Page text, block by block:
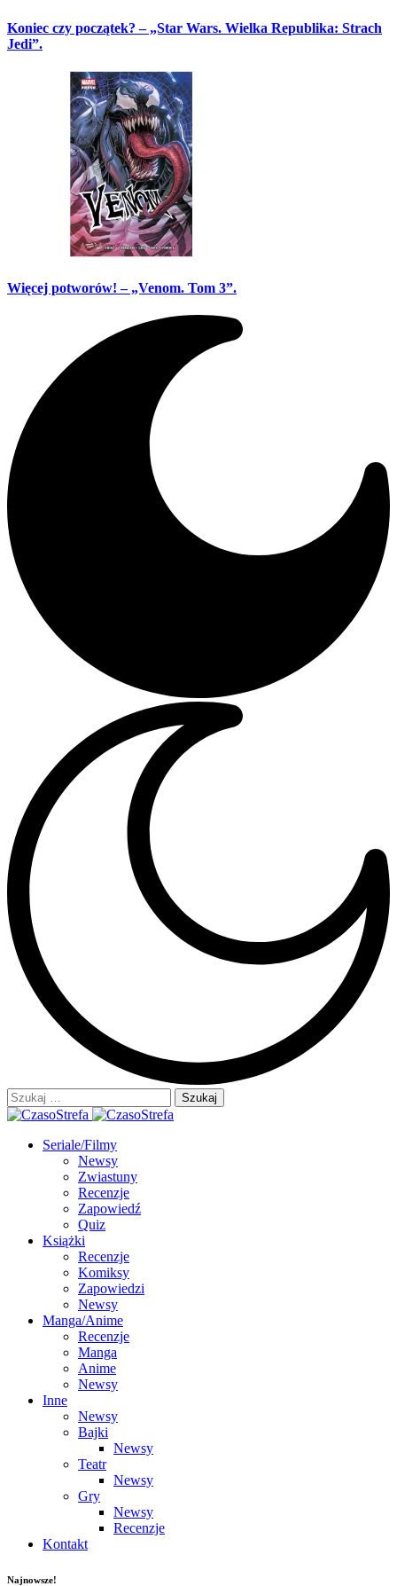
Koniec czy początek? – „Star Wars. Wielka Republika: Strach
Jedi”.
Więcej potworów! – „Venom. Tom 3”.
Szukaj:
Seriale/Filmy
Newsy
Zwiastuny
Recenzje
Zapowiedź
Quiz
Książki
Recenzje
Komiksy
Zapowiedzi
Newsy
Manga/Anime
Recenzje
Manga
Anime
Newsy
Inne
Newsy
Bajki
Newsy
Teatr
Newsy
Gry
Newsy
Recenzje
Kontakt
Najnowsze!